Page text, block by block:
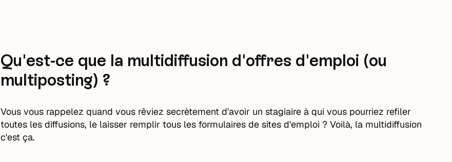
Qu'est-ce que la multidiffusion d'offres d'emploi (ou
multiposting) ?
Vous vous rappelez quand vous rêviez secrètement d'avoir un stagiaire à qui vous pourriez refiler
toutes les diffusions, le laisser remplir tous les formulaires de sites d'emploi ? Voilà, la multidiffusion
c'est ça.